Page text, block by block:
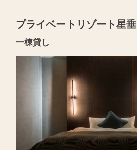
プライベートリゾート星垂
一棟貸し